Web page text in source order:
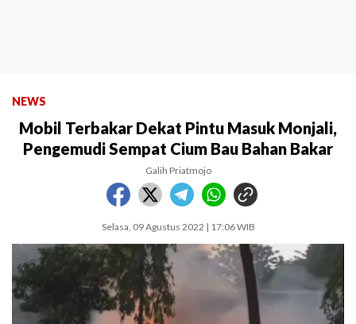
NEWS
Mobil Terbakar Dekat Pintu Masuk Monjali,
Pengemudi Sempat Cium Bau Bahan Bakar
Galih Priatmojo
Selasa, 09 Agustus 2022 | 17:06 WIB